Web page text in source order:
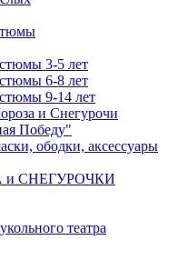
3-5 лет
6-8 лет
9-14 лет
и Снегурочи
Победу"
ободки, аксессуары
и СНЕГУРОЧКИ
театра